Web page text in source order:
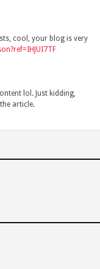
cool, your blog is very
lol. Just kidding,
article.